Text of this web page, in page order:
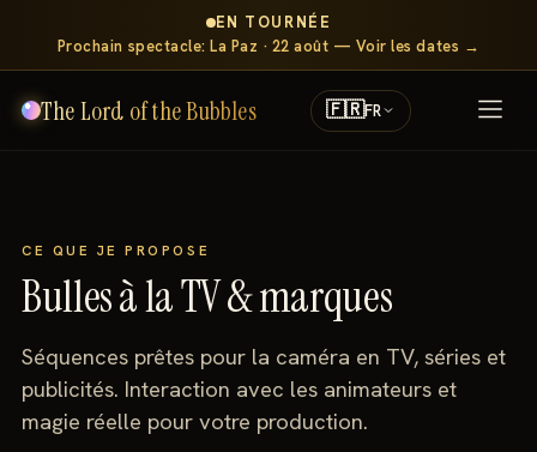
EN TOURNÉE
Prochain spectacle: La Paz · 22 août — Voir les dates →
The Lord of the Bubbles 🇫🇷FR
CE QUE JE PROPOSE
Bulles à la TV & marques
Séquences prêtes pour la caméra en TV, séries et
publicités. Interaction avec les animateurs et
magie réelle pour votre production.